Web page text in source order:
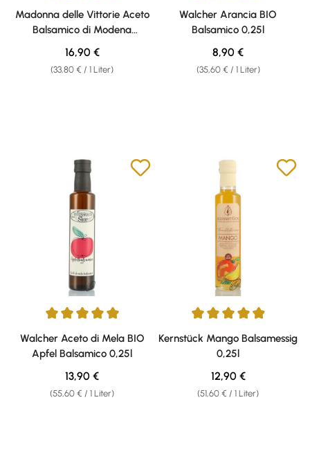
Durchschnittliche Bewertung von 4.8 von 5 Sternen
Madonna delle Vittorie Aceto
Balsamico di Modena
Biologico 0,50l
(33,80 € / 1 Liter)
Regulärer Preis:
16,90 €
Durchschnittliche Bewertung
Walcher Arancia BIO
Balsamico 0,25l
(35,60 € / 1 Liter)
Regulärer Preis:
8,90 €
Durchschnittliche Bewertung von 5 von 5 Sternen
Walcher Aceto di Mela BIO
Apfel Balsamico 0,25l
(55,60 € / 1 Liter)
Regulärer Preis:
13,90 €
Durchschnittliche Bewertung
Kernstück Mango Balsamessig
0,25l
(51,60 € / 1 Liter)
Regulärer Preis:
12,90 €